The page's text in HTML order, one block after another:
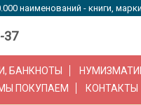
наименований - книги,
37
БАНКНОТЫ
ПОКУПАЕМ КОНТАКТЫ